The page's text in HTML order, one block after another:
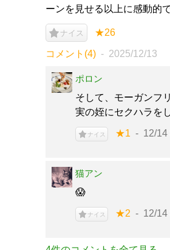
ーンを見せる以上に感動的で
ナイス ★26
コメント(4) 2025/12/13
ポロン
そして、モーガンフ
実の姪にセクハラを
ナイス ★1 12/14
猫アン
😱
ナイス ★2 12/14